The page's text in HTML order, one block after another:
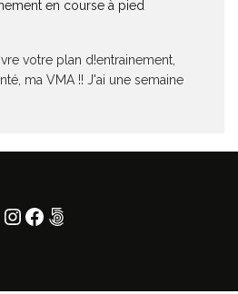
en course à pied
votre plan d!entrainement,
ma VMA !! J'ai une semaine
Instagram
Facebook
500px